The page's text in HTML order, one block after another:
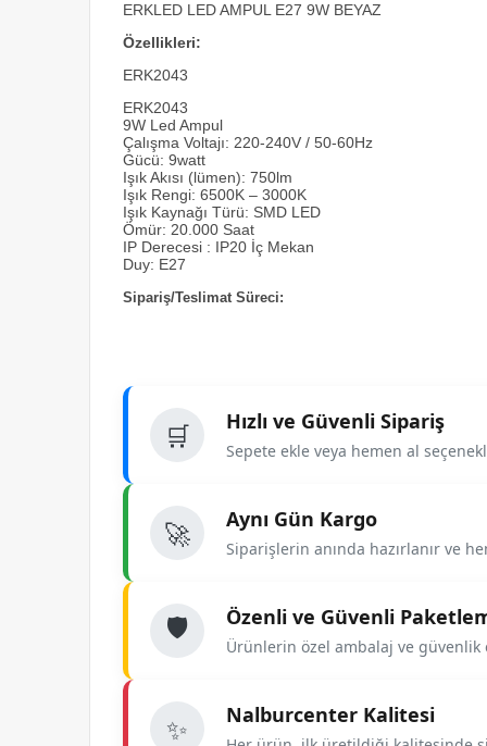
ERKLED LED AMPUL E27 9W BEYAZ
Özellikleri:
ERK2043
ERK2043
9W Led Ampul
Çalışma Voltajı: 220-240V / 50-60Hz
Gücü: 9watt
Işık Akısı (lümen): 750lm
Işık Rengi: 6500K – 3000K
Işık Kaynağı Türü: SMD LED
Ömür: 20.000 Saat
IP Derecesi : IP20 İç Mekan
Duy: E27
Sipariş/Teslimat Süreci:
🛒 Hızlı ve Güvenli Sipariş
Sepete ekle veya hemen al
🚀 Aynı Gün Kargo
Siparişlerin anında hazırlanır ve
🛡️ Özenli ve Güvenli
Ürünlerin özel ambalaj ve
✨ Nalburcenter Kalitesi